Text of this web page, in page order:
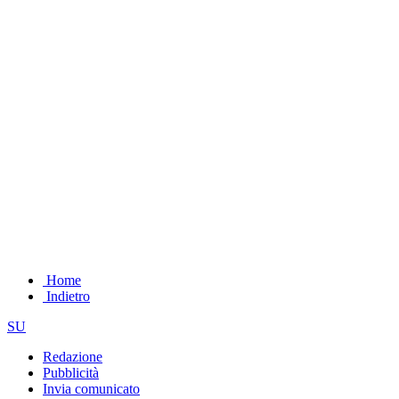
Home
Indietro
SU
Redazione
Pubblicità
Invia comunicato